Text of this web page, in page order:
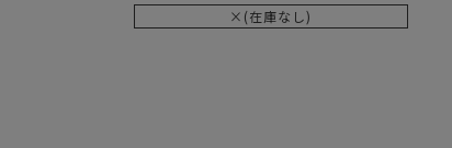
×(在庫なし)